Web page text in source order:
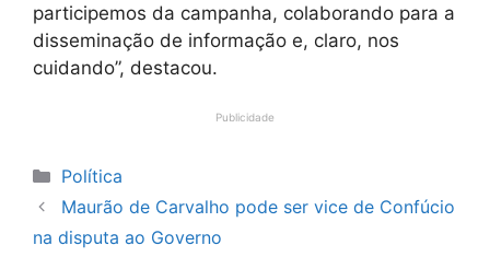
participemos da campanha, colaborando para a
disseminação de informação e, claro, nos
cuidando”, destacou.
Publicidade
Categorias
Política
Maurão de Carvalho pode ser vice de Confúcio
na disputa ao Governo